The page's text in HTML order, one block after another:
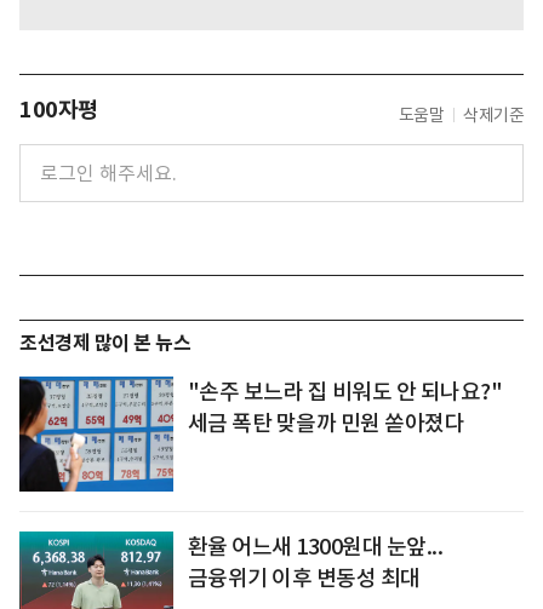
100자평 도움말 삭제기준
조선경제 많이 본 뉴스
"손주 보느라 집 비워도 안 되나요?"
세금 폭탄 맞을까 민원 쏟아졌다
환율 어느새 1300원대 눈앞...
금융위기 이후 변동성 최대